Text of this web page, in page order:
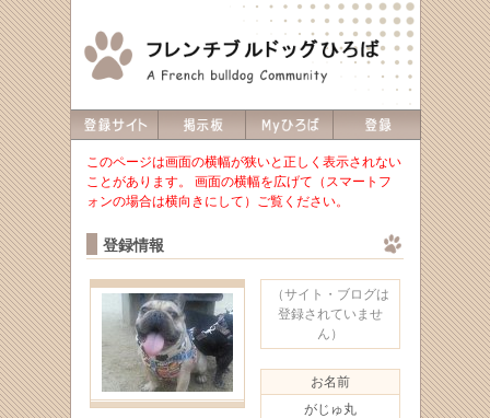
このページは画面の横幅が狭いと正しく表示されない
ことがあります。 画面の横幅を広げて（スマートフ
ォンの場合は横向きにして）ご覧ください。
登録情報
（サイト・ブログは
登録されていませ
ん）
お名前
がじゅ丸